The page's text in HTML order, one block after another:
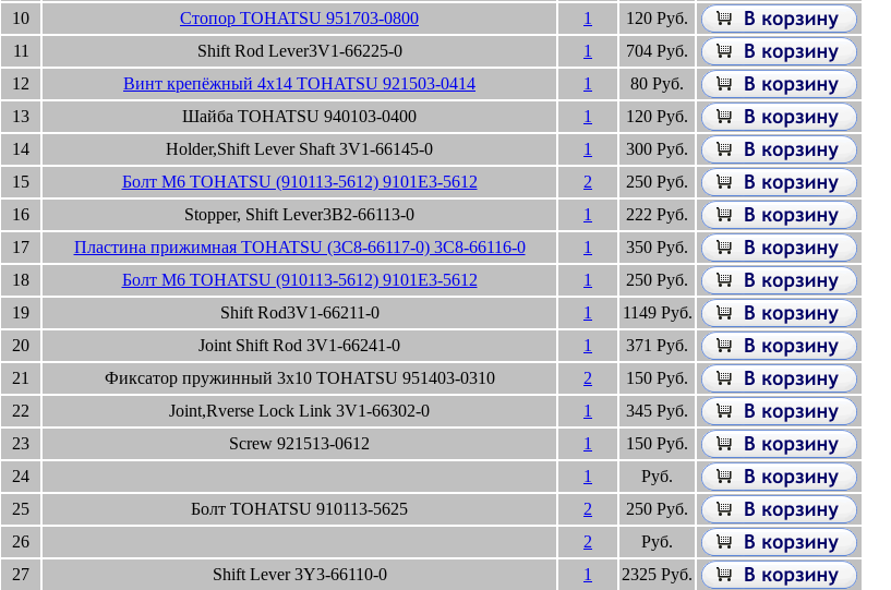
10
Стопор TOHATSU 951703-0800 1
120 Руб.
11
Shift Rod Lever3V1-66225-0 1
704 Руб.
12
Винт крепёжный 4x14 TOHATSU 921503-0414 1
80 Руб.
13
Шайба TOHATSU 940103-0400 1
120 Руб.
14
Holder,Shift Lever Shaft 3V1-66145-0 1
300 Руб.
15
Болт М6 TOHATSU (910113-5612) 9101E3-5612 2
250 Руб.
16
Stopper, Shift Lever3B2-66113-0 1
222 Руб.
17
Пластина прижимная TOHATSU (3C8-66117-0) 3C8-66116-0 1
350 Руб.
18
Болт М6 TOHATSU (910113-5612) 9101E3-5612 1
250 Руб.
19
Shift Rod3V1-66211-0 1
1149 Руб.
20
Joint Shift Rod 3V1-66241-0 1
371 Руб.
21
Фиксатор пружинный 3x10 TOHATSU 951403-0310 2
150 Руб.
22
Joint,Rverse Lock Link 3V1-66302-0 1
345 Руб.
23
Screw 921513-0612 1
150 Руб.
24
1
Руб.
25
Болт TOHATSU 910113-5625 2
250 Руб.
26
2
Руб.
27
Shift Lever 3Y3-66110-0 1 2325 Руб.